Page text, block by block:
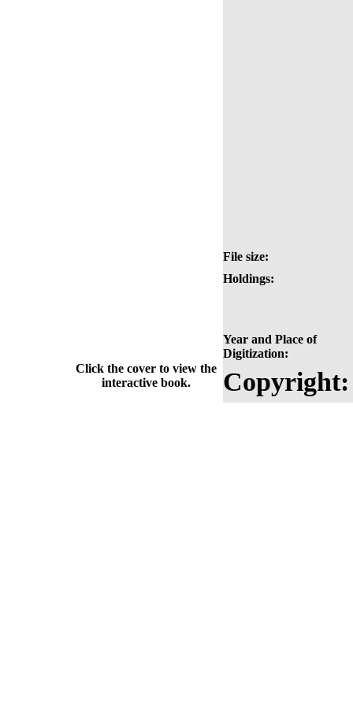
File size:
Holdings:
Year and Place of
Digitization:
Click the cover to view the
interactive book.
Copyright: